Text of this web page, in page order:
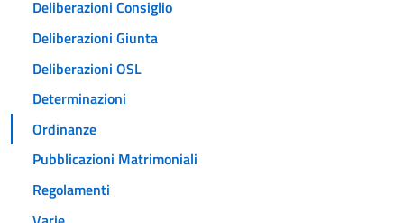
Deliberazioni Consiglio
Deliberazioni Giunta
Deliberazioni OSL
Determinazioni
Ordinanze
Pubblicazioni Matrimoniali
Regolamenti